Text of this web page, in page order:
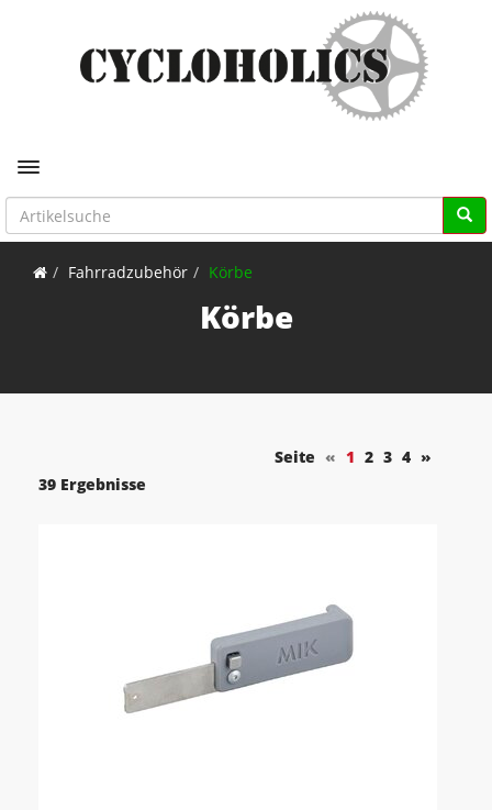
Toggle navigation
Fahrradzubehör Körbe
Körbe
Seite « 1 2 3 4 »
39 Ergebnisse